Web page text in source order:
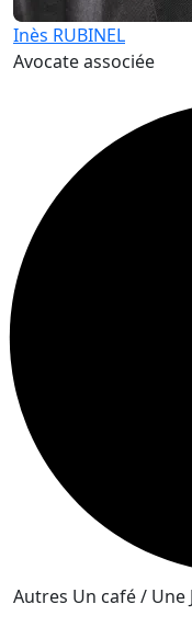
Inès RUBINEL
Avocate associée
Autres Un café / Une